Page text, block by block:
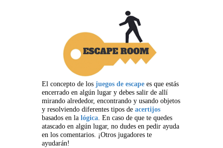
El concepto de los juegos de escape es que estás
encerrado en algún lugar y debes salir de allí
mirando alrededor, encontrando y usando objetos
y resolviendo diferentes tipos de acertijos
basados en la lógica. En caso de que te quedes
atascado en algún lugar, no dudes en pedir ayuda
en los comentarios. ¡Otros jugadores te
ayudarán!